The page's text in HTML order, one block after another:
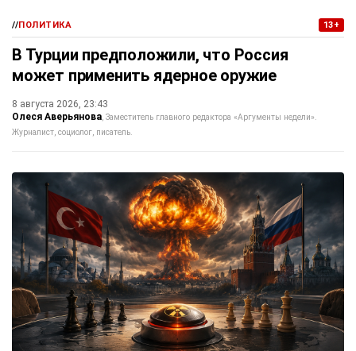
//ПОЛИТИКА 13+
В Турции предположили, что Россия
может применить ядерное оружие
8 августа 2026, 23:43
Олеся Аверьянова Заместитель главного редактора «Аргументы недели».
Журналист, социолог, писатель.